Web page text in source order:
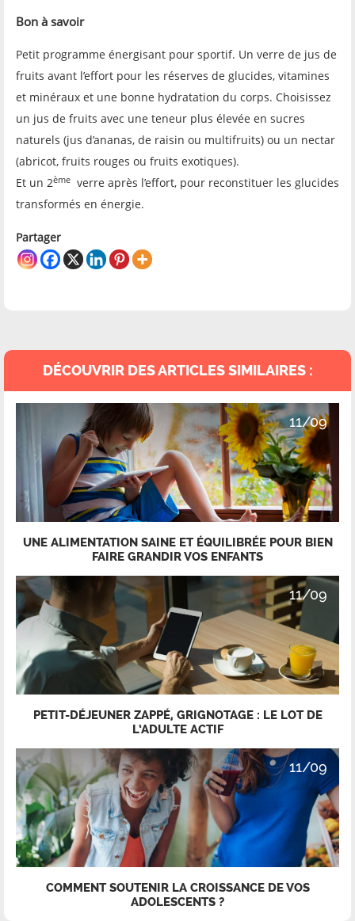
Bon à savoir
Petit programme énergisant pour sportif. Un verre de jus de
fruits avant l’effort pour les réserves de glucides, vitamines
et minéraux et une bonne hydratation du corps. Choisissez
un jus de fruits avec une teneur plus élevée en sucres
naturels (jus d’ananas, de raisin ou multifruits) ou un nectar
(abricot, fruits rouges ou fruits exotiques).
Et un 2ème verre après l’effort, pour reconstituer les glucides
transformés en énergie.
Partager
DÉCOUVRIR DES ARTICLES SIMILAIRES :
11/09
UNE ALIMENTATION SAINE ET ÉQUILIBRÉE POUR BIEN
FAIRE GRANDIR VOS ENFANTS
11/09
PETIT-DÉJEUNER ZAPPÉ, GRIGNOTAGE : LE LOT DE
L’ADULTE ACTIF
11/09
COMMENT SOUTENIR LA CROISSANCE DE VOS
ADOLESCENTS ?